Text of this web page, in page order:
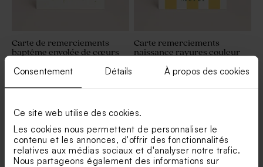
Consentement Détails À propos des cookies
Ce site web utilise des cookies.
Les cookies nous permettent de personnaliser le
contenu et les annonces, d'offrir des fonctionnalités
relatives aux médias sociaux et d'analyser notre trafic.
Nous partageons également des informations sur
Carte de remerciements
baptême envolée de cœurs
Carte remerciements
naissance rayures couleur